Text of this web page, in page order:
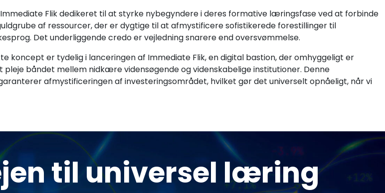
Immediate Flik dedikeret til at styrke nybegyndere i deres formative læringsfase ved at forbinde
af ressourcer, der er dygtige til at afmystificere sofistikerede forestillinger til
Det underliggende credo er vejledning snarere end oversvømmelse.
koncept er tydelig i lanceringen af Immediate Flik, en digital bastion, der omhyggeligt er
båndet mellem nidkære vidensøgende og videnskabelige institutioner. Denne
afmystificeringen af investeringsområdet, hvilket gør det universelt opnåeligt, når vi
til universel læring